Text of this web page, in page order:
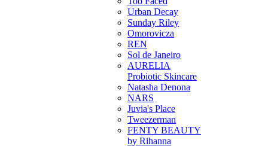
Urban Decay
Sunday Riley
Omorovicza
REN
Sol de Janeiro
AURELIA
Probiotic Skincare
Natasha Denona
NARS
Juvia's Place
Tweezerman
FENTY BEAUTY
by Rihanna